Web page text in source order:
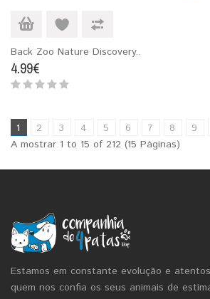
Back Zoo Nature Discovery..
4.99€
1 2 3 4 5 6 7 8 9
A mostrar 1 to 15 of 212 (15 Páginas)
Estamos em constante evolução e
quem nos confia os seus animais de